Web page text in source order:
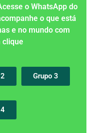
o WhatsApp do
o que está
e no mundo com
clique
Grupo 3